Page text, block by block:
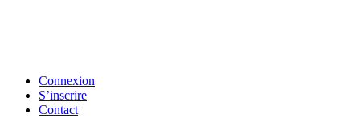
Connexion
S’inscrire
Contact